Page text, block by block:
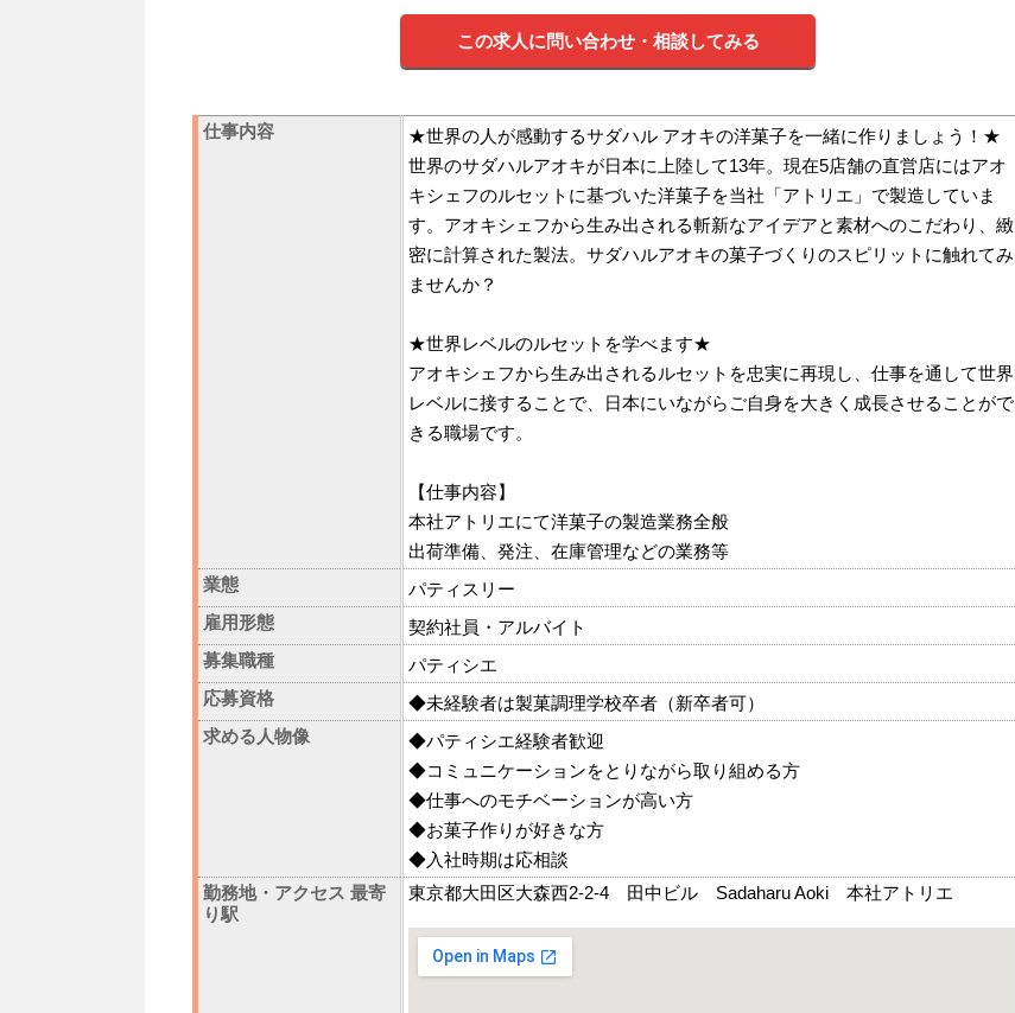
この求人に問い合わせ・相談してみる
仕事内容
★世界の人が感動するサダハル アオキの洋菓子を一緒に作りましょう！★
世界のサダハルアオキが日本に上陸して13年。現在5店舗の直営店にはアオ
キシェフのルセットに基づいた洋菓子を当社「アトリエ」で製造していま
す。アオキシェフから生み出される斬新なアイデアと素材へのこだわり、緻
密に計算された製法。サダハルアオキの菓子づくりのスピリットに触れてみ
ませんか？
★世界レベルのルセットを学べます★
アオキシェフから生み出されるルセットを忠実に再現し、仕事を通して世界
レベルに接することで、日本にいながらご自身を大きく成長させることがで
きる職場です。
【仕事内容】
本社アトリエにて洋菓子の製造業務全般
出荷準備、発注、在庫管理などの業務等
業態
パティスリー
雇用形態
契約社員・アルバイト
募集職種
パティシエ
応募資格
◆未経験者は製菓調理学校卒者（新卒者可）
求める人物像
◆パティシエ経験者歓迎
◆コミュニケーションをとりながら取り組める方
◆仕事へのモチベーションが高い方
◆お菓子作りが好きな方
◆入社時期は応相談
勤務地・アクセス 最寄
り駅
東京都大田区大森西2-2-4 田中ビル Sadaharu Aoki 本社アトリエ